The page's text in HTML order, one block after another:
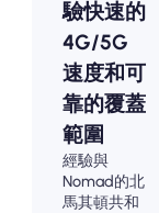
驗快速的
4G/5G
速度和可
靠的覆蓋
範圍
經驗與
Nomad的北
馬其頓共和